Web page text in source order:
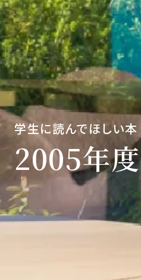
学生に読んでほしい本
2005年度